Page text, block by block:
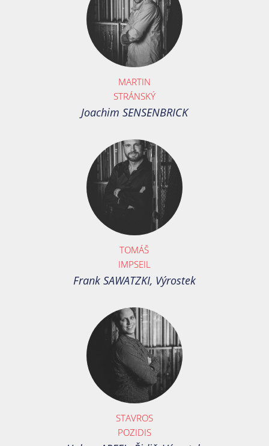
MARTIN
STRÁNSKÝ
Joachim SENSENBRICK
TOMÁŠ
IMPSEIL
Frank SAWATZKI, Výrostek
STAVROS
POZIDIS